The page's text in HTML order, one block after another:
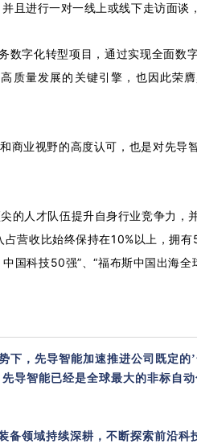
且进行一对一线上或线下走访面谈
字化转型项目，通过实现全面数
质量发展的关键引擎，也因此荣
业视野的高度认可，也是对先导
的人才队伍提升自身行业竞争力，
营收比始终保持在10%以上，拥
国科技50强”、“福布斯中国出海
，先导智能加速推进公司既定的
导智能已经是全球最大的非标自
备领域持续深耕，不断探索前沿科